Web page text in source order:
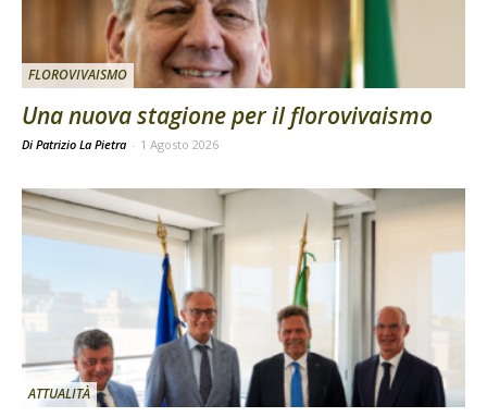
FLOROVIVAISMO
Una nuova stagione per il florovivaismo
Di Patrizio La Pietra - 1 Agosto 2026
ATTUALITÀ